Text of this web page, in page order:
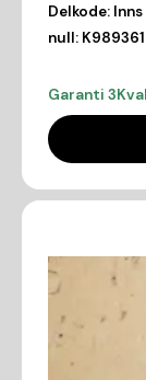
Delkode:
null: K989361
Garanti 3